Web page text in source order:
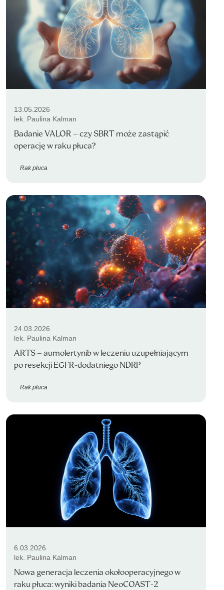
13.05.2026
lek. Paulina Kalman
Badanie VALOR – czy SBRT może zastąpić
operację w raku płuca?
Rak płuca
24.03.2026
lek. Paulina Kalman
ARTS – aumolertynib w leczeniu uzupełniającym
po resekcji EGFR-dodatniego NDRP
Rak płuca
6.03.2026
lek. Paulina Kalman
Nowa generacja leczenia okołooperacyjnego w
raku płuca: wyniki badania NeoCOAST-2